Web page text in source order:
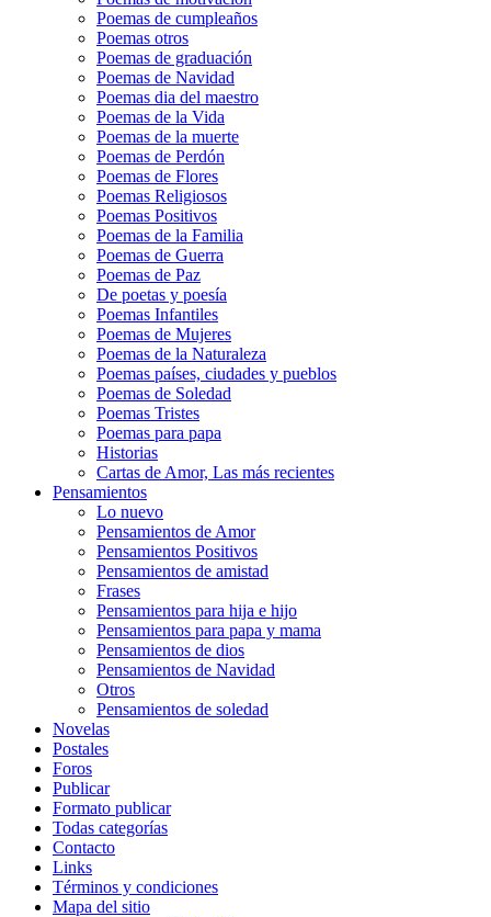
Poemas de cumpleaños
Poemas otros
Poemas de graduación
Poemas de Navidad
Poemas dia del maestro
Poemas de la Vida
Poemas de la muerte
Poemas de Perdón
Poemas de Flores
Poemas Religiosos
Poemas Positivos
Poemas de la Familia
Poemas de Guerra
Poemas de Paz
De poetas y poesía
Poemas Infantiles
Poemas de Mujeres
Poemas de la Naturaleza
Poemas países, ciudades y pueblos
Poemas de Soledad
Poemas Tristes
Poemas para papa
Historias
Cartas de Amor, Las más recientes
Pensamientos
Lo nuevo
Pensamientos de Amor
Pensamientos Positivos
Pensamientos de amistad
Frases
Pensamientos para hija e hijo
Pensamientos para papa y mama
Pensamientos de dios
Pensamientos de Navidad
Otros
Pensamientos de soledad
Novelas
Postales
Foros
Publicar
Formato publicar
Todas categorías
Contacto
Links
Términos y condiciones
Mapa del sitio